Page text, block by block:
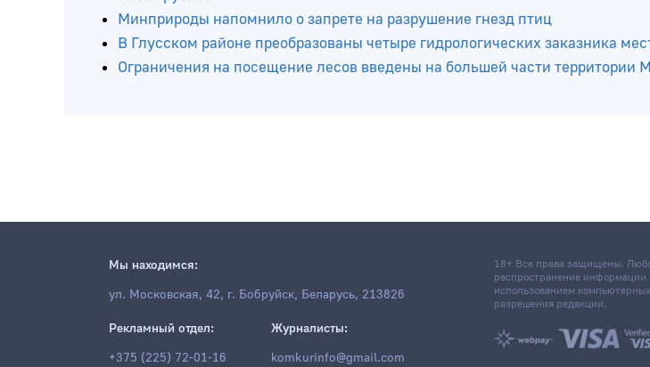
Ограничения на посещение лесов введены на большей части Беларуси
Браконьер попался с 740 краснокнижными раками: заплатит за ущерб
тысяч рублей
Мы находимся:
ул. Московская, 42, г. Бобруйск, Беларусь, 213826
18+ Все права защищены.
распространение